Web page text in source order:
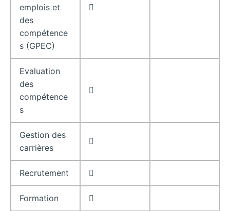
emplois et
des
compétence
s (GPEC)

Evaluation
des
compétence
s

Gestion des
carrières

Recrutement 
Formation 